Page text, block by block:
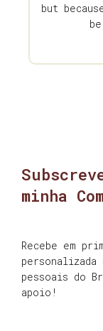
but
minha
Recebe em
pessoais do
apoio!